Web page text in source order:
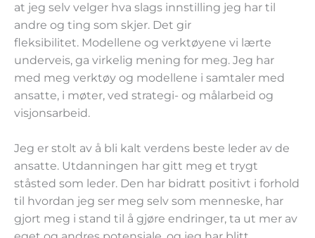
at jeg selv velger hva slags innstilling jeg har til
andre og ting som skjer. Det gir
fleksibilitet. Modellene og verktøyene vi lærte
underveis, ga virkelig mening for meg. Jeg har
med meg verktøy og modellene i samtaler med
ansatte, i møter, ved strategi- og målarbeid og
visjonsarbeid.
Jeg er stolt av å bli kalt verdens beste leder av de
ansatte. Utdanningen har gitt meg et trygt
ståsted som leder. Den har bidratt positivt i forhold
til hvordan jeg ser meg selv som menneske, har
gjort meg i stand til å gjøre endringer, ta ut mer av